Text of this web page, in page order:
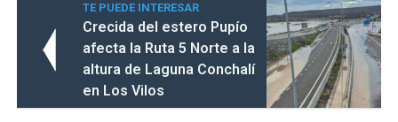
TE PUEDE INTERESAR
Crecida del estero Pupío
afecta la Ruta 5 Norte a la
altura de Laguna Conchalí
en Los Vilos